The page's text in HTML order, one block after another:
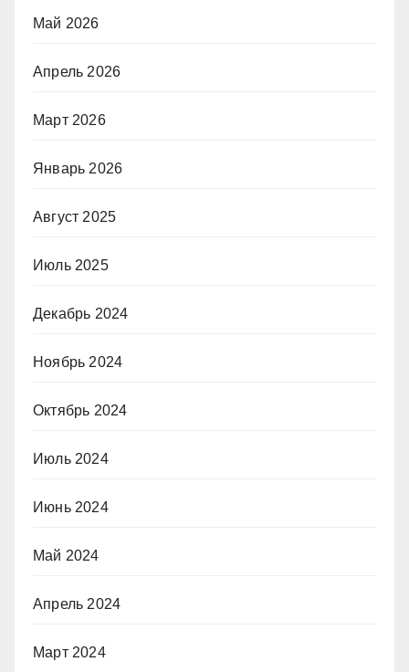
Май 2026
Апрель 2026
Март 2026
Январь 2026
Август 2025
Июль 2025
Декабрь 2024
Ноябрь 2024
Октябрь 2024
Июль 2024
Июнь 2024
Май 2024
Апрель 2024
Март 2024